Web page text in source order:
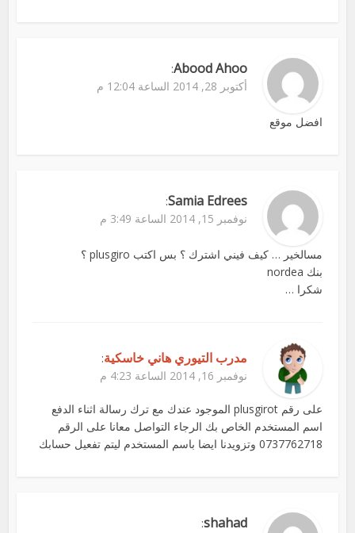
Abood Ahoo
:
أكتوبر 28, 2014 الساعة 12:04 م
افضل موقع
Samia Edrees
:
نوفمبر 15, 2014 الساعة 3:49 م
مسالخير … كيف فيني اشترك ؟ بس اكتب plusgiro ؟
بنك nordea
شكرا …
مدرب التيوري هاني خاسكية:
نوفمبر 16, 2014 الساعة 4:23 م
على رقم plusgirot الموجود عندك مع ترك رسالة اثناء الدفع
اسم المستخدم الخاص بك الرجاء التواصل معانا على الرقم
0737762718 وتزويدنا ايضا باسم المستخدم ليتم تفعيل حسابك
shahad
: